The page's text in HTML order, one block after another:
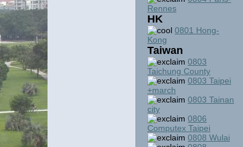
Rennes
HK
0801 Hong-
Kong
Taiwan
0803
Taichung County
0803 Taipei
+march
0803 Tainan
city
0806
Computex Taipei
0808 Wulai